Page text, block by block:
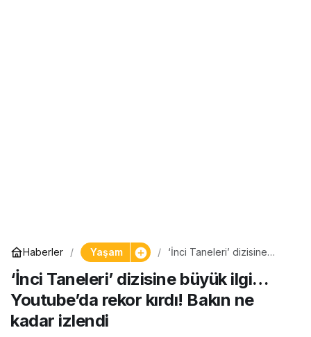
Haberler Yaşam
‘İnci Taneleri’ dizisine
rekor kırdı! Bakın ne kadar
izlendi
‘İnci Taneleri’ dizisine büyük ilgi…
Youtube’da rekor kırdı! Bakın ne
kadar izlendi